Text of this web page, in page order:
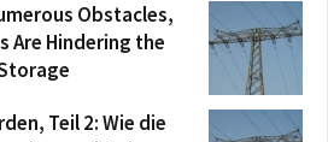
Obstacles,
Are Hindering the
Teil 2: Wie die